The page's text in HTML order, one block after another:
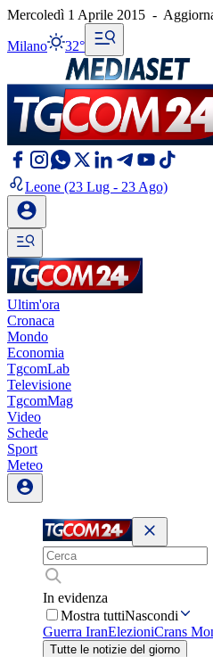
Mercoledì 1 Aprile 2015 -
Milano 32°
Leone (23 Lug - 23 Ago)
Ultim'ora
Cronaca
Mondo
Economia
TgcomLab
Televisione
TgcomMag
Video
Schede
Sport
Meteo
In evidenza
Mostra tuttiNascondi
Guerra IranElezioniCrans
Tutte le notizie del giorno